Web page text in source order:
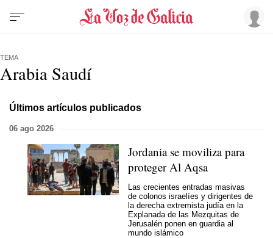
TEMA
Arabia Saudí
Últimos artículos publicados
06 ago 2026
Jordania se moviliza para
proteger Al Aqsa
Las crecientes entradas masivas
de colonos israelíes y dirigentes de
la derecha extremista judía en la
Explanada de las Mezquitas de
Jerusalén ponen en guardia al
mundo islámico